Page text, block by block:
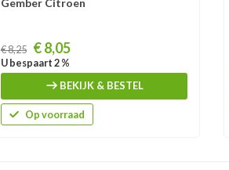
Gember Citroen
Prijs
€ 8,25 € 8,05
U bespaart 2 %
BEKIJK & BESTEL
Op voorraad